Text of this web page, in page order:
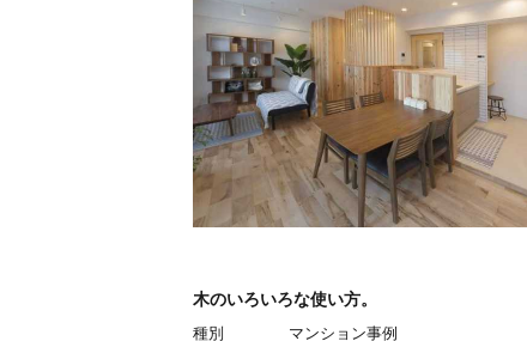
木のいろいろな使い方。
種別 マンション事例